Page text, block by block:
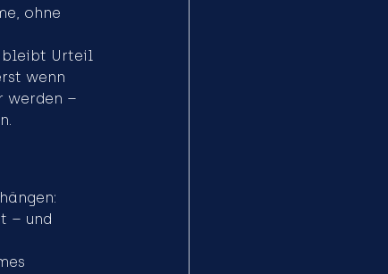
ohne
bleibt Urteil
wenn
werden –
– und